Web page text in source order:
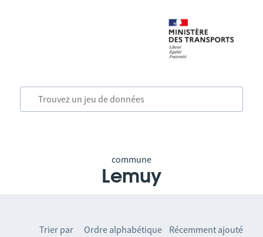
commune
Lemuy
Trier par Ordre alphabétique Récemment ajouté